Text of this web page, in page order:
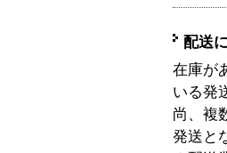
配送
在庫が
いる発
尚、複
発送と